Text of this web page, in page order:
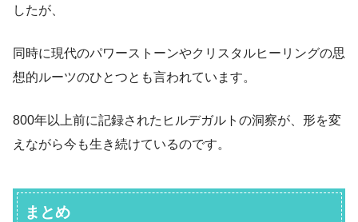
したが、
同時に現代のパワーストーンやクリスタルヒーリングの思
想的ルーツのひとつとも言われています。
800年以上前に記録されたヒルデガルトの洞察が、形を変
えながら今も生き続けているのです。
まとめ